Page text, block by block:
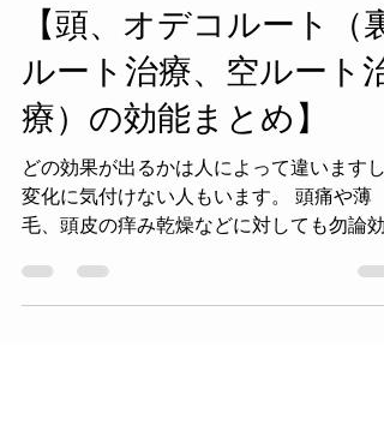
【頭、オデコルート（裏
ルート治療、空ルート治
療）の効能まとめ】
どの効果が出るかは人によって違いますし
変化に気付けない人もいます。 頭痛や薄
毛、頭皮の痒み乾燥などに対しても勿論効
ています。 1 自分の人生において正しい方
向、目的に進もうとし始める。 2...